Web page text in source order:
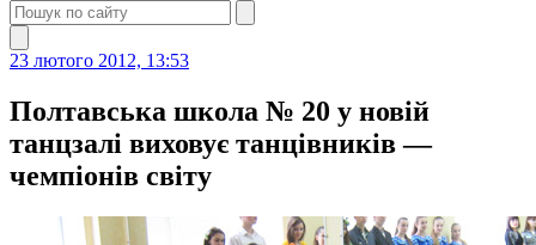
23 лютого 2012, 13:53
Полтавська школа № 20 у новій
танцзалі виховує танцівників —
чемпіонів світу